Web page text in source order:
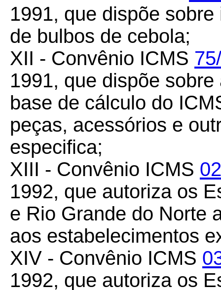
1991, que dispõe
de bulbos de cebola;
XII - Convênio ICMS
1991, que dispõe
base de cálculo do
peças, acessórios e
especifica;
XIII - Convênio ICMS
1992, que autoriza os
e Rio Grande do Norte
aos estabelecimentos
XIV - Convênio ICMS
1992, que autoriza os